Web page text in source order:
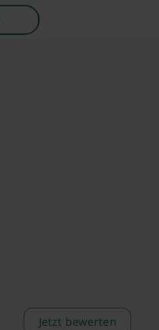
Jetzt bewerten